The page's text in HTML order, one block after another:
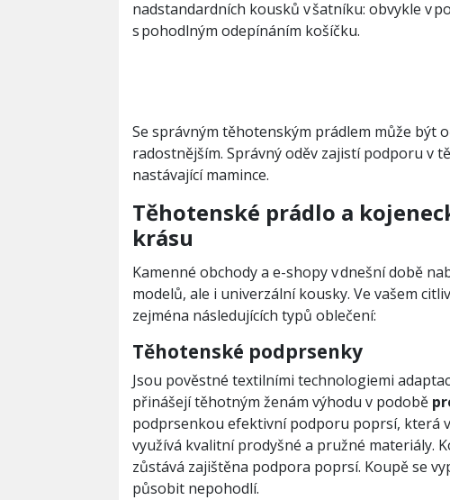
nadstandardních kousků v šatníku: obvykle v
s pohodlným odepínáním košíčku.
Se správným těhotenským prádlem může být
radostnějším. Správný oděv zajistí podporu v
nastávající mamince.
Těhotenské prádlo a
krásu
Kamenné obchody a e-shopy v dnešní době
modelů, ale i univerzální kousky. Ve vašem
zejména následujících typů oblečení:
Těhotenské podprsenky
Jsou pověstné textilními technologiemi
přinášejí těhotným ženám výhodu v podobě
podprsenkou efektivní podporu poprsí, která
využívá kvalitní prodyšné a pružné materiály.
zůstává zajištěna podpora poprsí. Koupě se
působit nepohodlí.